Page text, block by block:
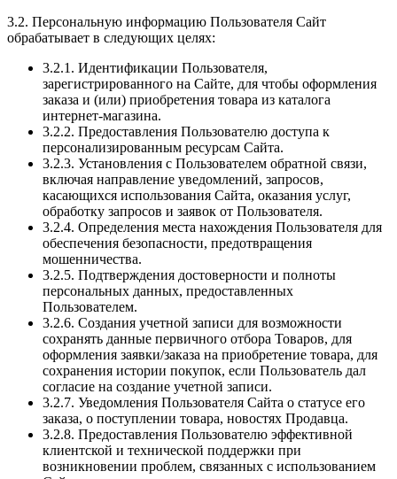
3.2. Персональную информацию Пользователя Сайт
обрабатывает в следующих целях:
3.2.1. Идентификации Пользователя,
зарегистрированного на Сайте, для чтобы оформления
заказа и (или) приобретения товара из каталога
интернет-магазина.
3.2.2. Предоставления Пользователю доступа к
персонализированным ресурсам Сайта.
3.2.3. Установления с Пользователем обратной связи,
включая направление уведомлений, запросов,
касающихся использования Сайта, оказания услуг,
обработку запросов и заявок от Пользователя.
3.2.4. Определения места нахождения Пользователя для
обеспечения безопасности, предотвращения
мошенничества.
3.2.5. Подтверждения достоверности и полноты
персональных данных, предоставленных
Пользователем.
3.2.6. Создания учетной записи для возможности
сохранять данные первичного отбора Товаров, для
оформления заявки/заказа на приобретение товара, для
сохранения истории покупок, если Пользователь дал
согласие на создание учетной записи.
3.2.7. Уведомления Пользователя Сайта о статусе его
заказа, о поступлении товара, новостях Продавца.
3.2.8. Предоставления Пользователю эффективной
клиентской и технической поддержки при
возникновении проблем, связанных с использованием